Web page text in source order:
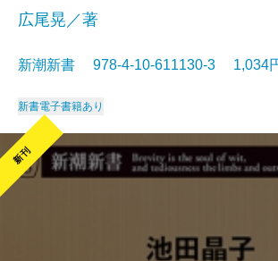
広尾晃／著
新潮新書 978-4-10-611130-3 1,034
新書電子書籍あり
新刊